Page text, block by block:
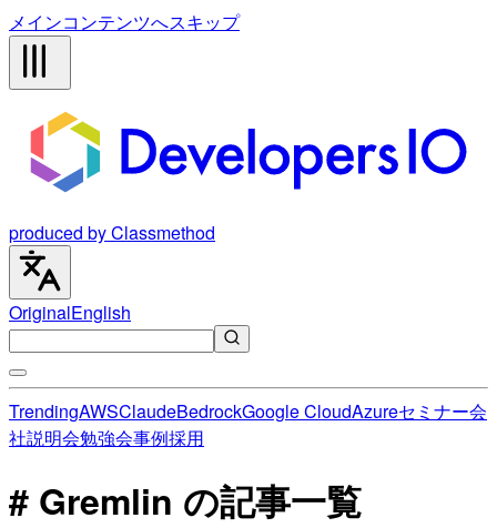
メインコンテンツへスキップ
produced by Classmethod
OriginalEnglish
TrendingAWSClaudeBedrockGoogle CloudAzureセミナー会
社説明会勉強会事例採用
# Gremlin の記事一覧